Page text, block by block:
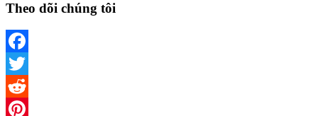
Theo dõi chúng tôi
Facebook
Twitter
Reddit